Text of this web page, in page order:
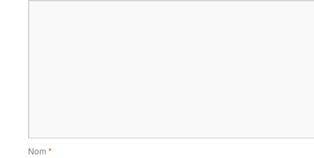
Nom *